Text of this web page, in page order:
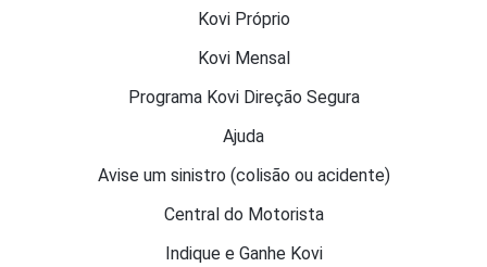
Kovi Próprio
Kovi Mensal
Programa Kovi Direção Segura
Ajuda
Avise um sinistro (colisão ou acidente)
Central do Motorista
Indique e Ganhe Kovi